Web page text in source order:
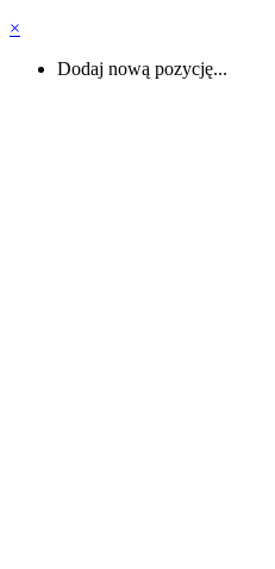
×
Dodaj nową pozycję...